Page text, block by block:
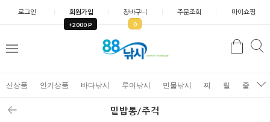
로그인 회원가입
+2000 P
장바구니
0
주문조회 마이쇼핑
검
신상품 인기상품 바다낚시 루어낚시 민물낚시 찌 릴 줄
밑밥통/주걱